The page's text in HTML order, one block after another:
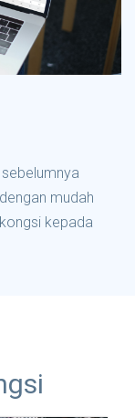
mudah
kepada